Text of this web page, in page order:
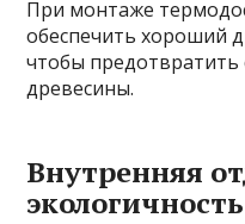
При монтаже
обеспечить хороший
чтобы
древесины.
Внутренняя
экологичность